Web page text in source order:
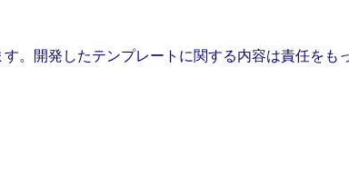
開発したテンプレートに関する内容は責任をも